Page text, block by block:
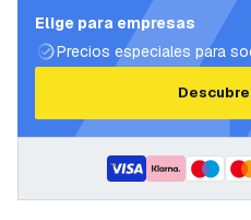
Elige para empresas
Precios especiales para